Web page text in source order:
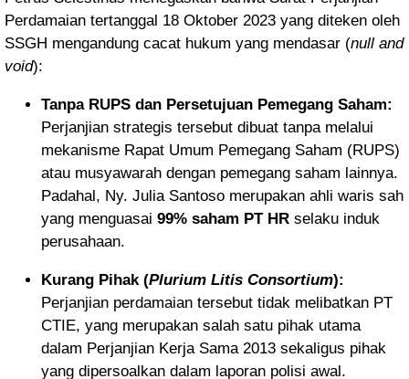
Perdamaian tertanggal 18 Oktober 2023 yang diteken oleh
SSGH mengandung cacat hukum yang mendasar (null and
void):
Tanpa RUPS dan Persetujuan Pemegang Saham:
Perjanjian strategis tersebut dibuat tanpa melalui
mekanisme Rapat Umum Pemegang Saham (RUPS)
atau musyawarah dengan pemegang saham lainnya.
Padahal, Ny. Julia Santoso merupakan ahli waris sah
yang menguasai 99% saham PT HR selaku induk
perusahaan.
Kurang Pihak (Plurium Litis Consortium):
Perjanjian perdamaian tersebut tidak melibatkan PT
CTIE, yang merupakan salah satu pihak utama
dalam Perjanjian Kerja Sama 2013 sekaligus pihak
yang dipersoalkan dalam laporan polisi awal.